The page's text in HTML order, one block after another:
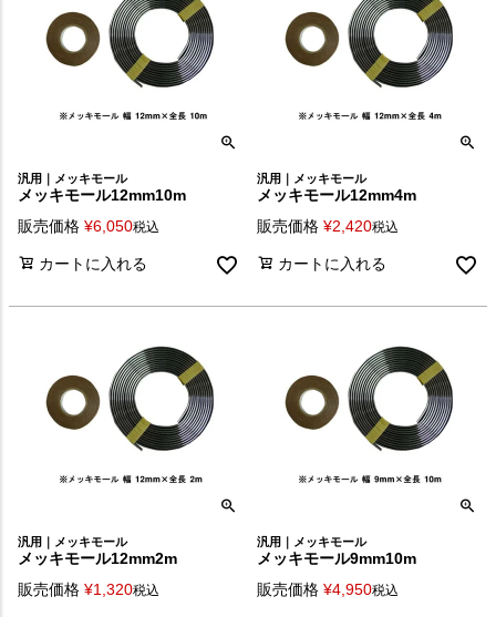
汎用｜メッキモール
メッキモール12mm10m
販売価格 ¥6,050税込
カートに入れる
汎用｜メッキモール
メッキモール12mm4m
販売価格 ¥2,420税込
カートに入れる
汎用｜メッキモール
メッキモール12mm2m
販売価格 ¥1,320税込
汎用｜メッキモール
メッキモール9mm10m
販売価格 ¥4,950税込